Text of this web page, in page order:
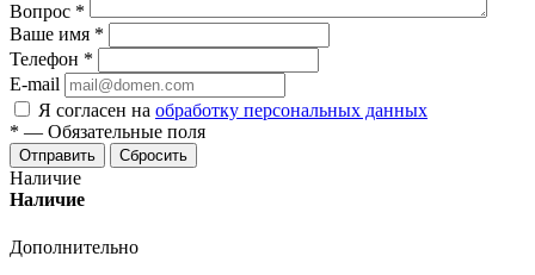
Вопрос *
Ваше имя *
Телефон *
E-mail
Я согласен на обработку персональных данных
* — Обязательные поля
Отправить Сбросить
Наличие
Наличие
Дополнительно